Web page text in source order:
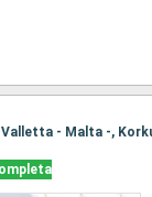
- Malta -,